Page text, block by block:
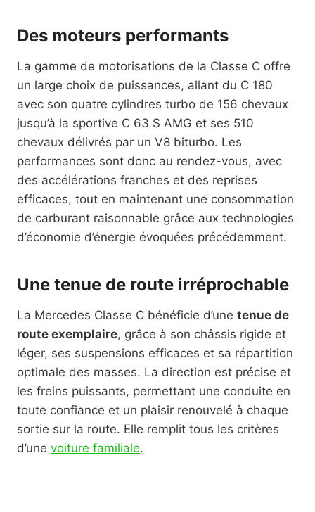
Des moteurs performants
La gamme de motorisations de la Classe C offre
un large choix de puissances, allant du C 180
avec son quatre cylindres turbo de 156 chevaux
jusqu’à la sportive C 63 S AMG et ses 510
chevaux délivrés par un V8 biturbo. Les
performances sont donc au rendez-vous, avec
des accélérations franches et des reprises
efficaces, tout en maintenant une consommation
de carburant raisonnable grâce aux technologies
d’économie d’énergie évoquées précédemment.
Une tenue de route irréprochable
La Mercedes Classe C bénéficie d’une tenue de
route exemplaire, grâce à son châssis rigide et
léger, ses suspensions efficaces et sa répartition
optimale des masses. La direction est précise et
les freins puissants, permettant une conduite en
toute confiance et un plaisir renouvelé à chaque
sortie sur la route. Elle remplit tous les critères
d’une voiture familiale.